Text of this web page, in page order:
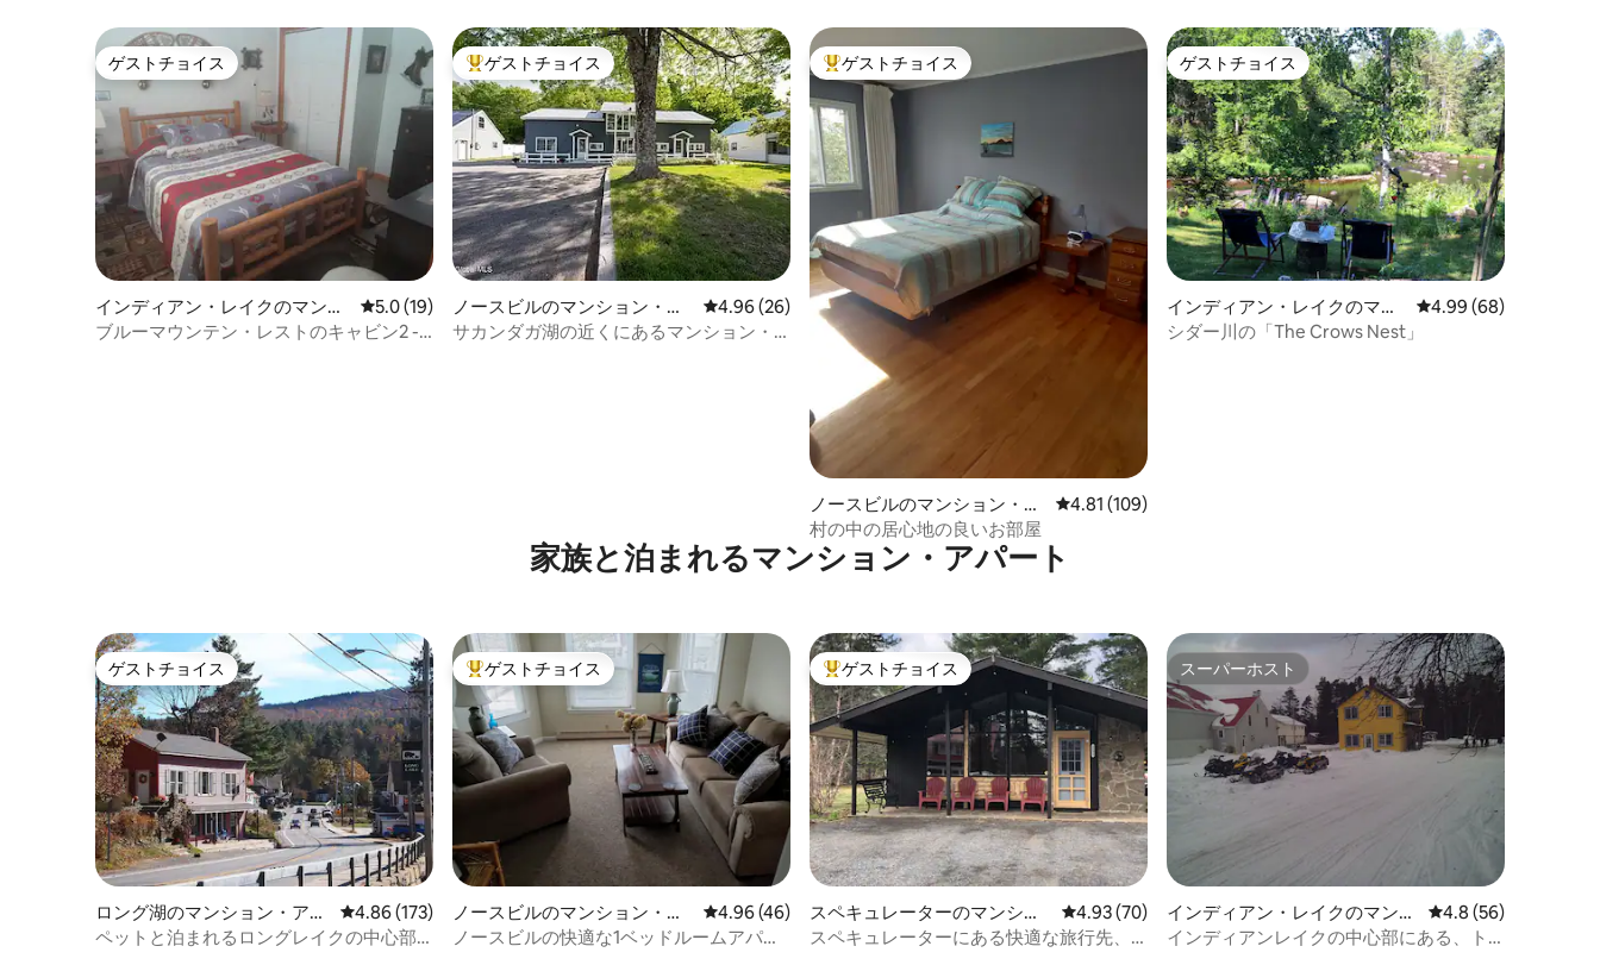
ゲストチョイス
ゲストチョイス
インディアン・レイクのマンシ
ョン・アパート
レビュー19件、5つ星中5.0つ星の平均評価
5.0 (19)
ブルーマウンテン・レストのキャビン2 -
大好評のゲストチョイスです。
ゲストチョイス
ノースビルのマンション・ア
パート
レビュー26件、5つ星中4.96つ星の平均評価
4.96 (26)
サカンダガ湖の近くにあるマンション・
大好評のゲストチョイスです。
ゲストチョイス
ノースビルのマンション・ア
パート
レビュー109件、5つ星中4.81つ星の平均評価
4.81 (109)
村の中の居心地の良いお部屋
ゲストチョイス
ゲストチョイス
インディアン・レイクのマン
ション・アパート
レビュー68件、5つ星
4.99 (68)
シダー川の「The Crows Nest」
家族と泊まれるマンション・アパート
ゲストチョイス
ゲストチョイス
ロング湖のマンション・アパ
ート
レビュー173件、5つ星中4.86つ星の平均評価
4.86 (173)
ペットと泊まれるロングレイクの中心部
大好評のゲストチョイスです。
ゲストチョイス
ノースビルのマンション・ア
パート
レビュー46件、5つ星中4.96つ星の平均評価
4.96 (46)
ノースビルの快適な1ベッドルームアパー
大好評のゲストチョイスです。
ゲストチョイス
スペキュレーターのマンショ
ン・アパート
レビュー70件、5つ星中4.93つ星の平均評価
4.93 (70)
スペキュレーターにある快適な旅行先、Lil
スーパーホスト
スーパーホスト
インディアン・レイクのマンシ
ョン・アパート
レビュー56件、5つ
4.8 (56)
インディアンレイクの中心部にある、ト